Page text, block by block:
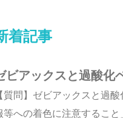
着記事
ビアックスと過酸化
質問】ゼビアックスと過
等への着色に注意するこ